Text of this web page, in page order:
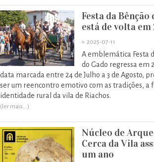
Festa da Bênção
está de volta em
» 2025-07-11
A emblemática Festa
do Gado regressa em
data marcada entre 24 de Julho a 3 de Agosto,
ser um reencontro emotivo com as tradições, a
identidade rural da vila de Riachos.
(ler mais...)
Núcleo de
Cerca da Vila
um ano